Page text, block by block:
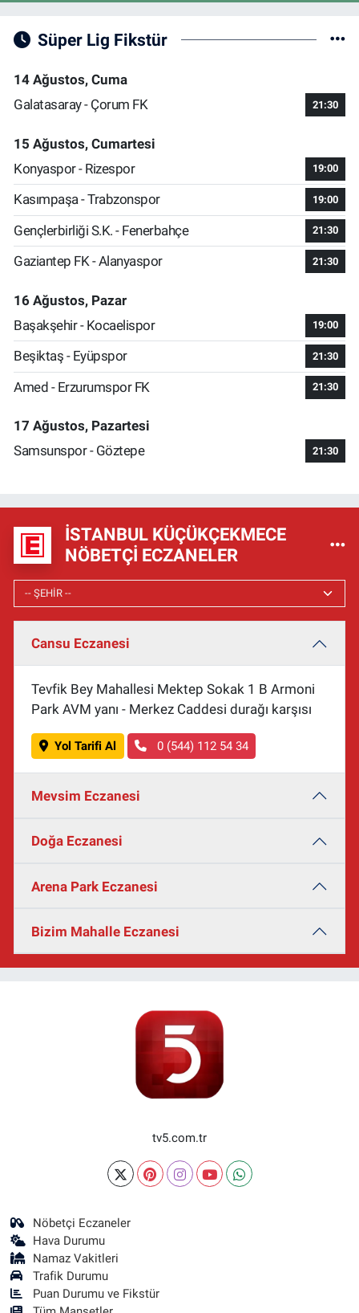
Süper Lig Fikstür
14 Ağustos, Cuma
Galatasaray - Çorum FK
21:30
15 Ağustos, Cumartesi
Konyaspor - Rizespor
19:00
Kasımpaşa - Trabzonspor 19:00
Gençlerbirliği S.K. - Fenerbahçe 21:30
Gaziantep FK - Alanyaspor 21:30
16 Ağustos, Pazar
Başakşehir - Kocaelispor
19:00
Beşiktaş - Eyüpspor 21:30
Amed - Erzurumspor FK 21:30
17 Ağustos, Pazartesi
Samsunspor - Göztepe
21:30
İSTANBUL KÜÇÜKÇEKMECE
NÖBETÇI ECZANELER
Cansu Eczanesi
Tevfik Bey Mahallesi Mektep Sokak 1 B Armoni
Park AVM yanı - Merkez Caddesi durağı karşısı
Yol Tarifi Al 0 (544) 112 54 34
Mevsim Eczanesi
Doğa Eczanesi
Arena Park Eczanesi
Bizim Mahalle Eczanesi
tv5.com.tr
Nöbetçi Eczaneler
Hava Durumu
Namaz Vakitleri
Trafik Durumu
Puan Durumu ve Fikstür